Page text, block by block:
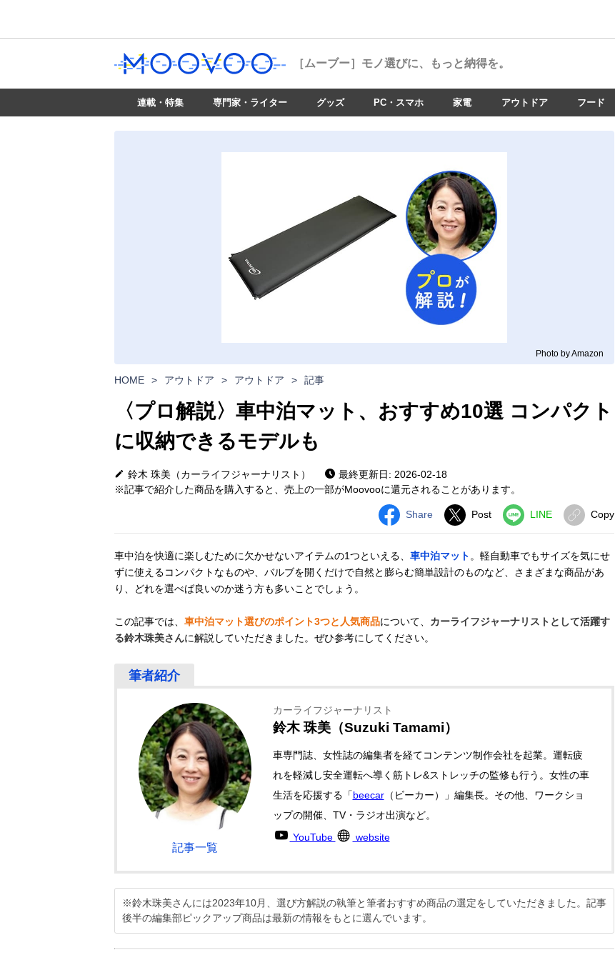
［ムーブー］ モノ選びに、もっと納得を。
連載・特集 専門家・ライター グッズ PC・スマホ 家電 アウトドア フード
Photo by Amazon
HOME > アウトドア > アウトドア > 記事
〈プロ解説〉車中泊マット、おすすめ10選 コンパクト
に収納できるモデルも
鈴木 珠美（カーライフジャーナリスト）
最終更新日: 2026-02-18
※記事で紹介した商品を購入すると、売上の一部がMoovooに還元されることがあります。
Share Post LINE Copy
車中泊を快適に楽しむために欠かせないアイテムの1つといえる、 車中泊マット 。軽自動車でもサイズを気にせ
ずに使えるコンパクトなものや、バルブを開くだけで自然と膨らむ簡単設計のものなど、さまざまな商品があ
り、どれを選べば良いのか迷う方も多いことでしょう。
この記事では、 車中泊マット選びのポイント3つと人気商品について、 カーライフジャーナリストとして活躍す
る鈴木珠美さんに解説していただきました。ぜひ参考にしてください。
記事一覧
カーライフジャーナリスト
鈴木 珠美（Suzuki Tamami）
車専門誌、女性誌の編集者を経てコンテンツ制作会社を起業。運転疲
れを軽減し安全運転へ導く筋トレ&ストレッチの監修も行う。女性の車
生活を応援する「beecar（ビーカー）」編集長。その他、ワークショ
ップの開催、TV・ラジオ出演など。
YouTube
website
※鈴木珠美さんには2023年10月、選び方解説の執筆と筆者おすすめ商品の選定をしていただきました。記事
後半の編集部ピックアップ商品は最新の情報をもとに選んでいます。